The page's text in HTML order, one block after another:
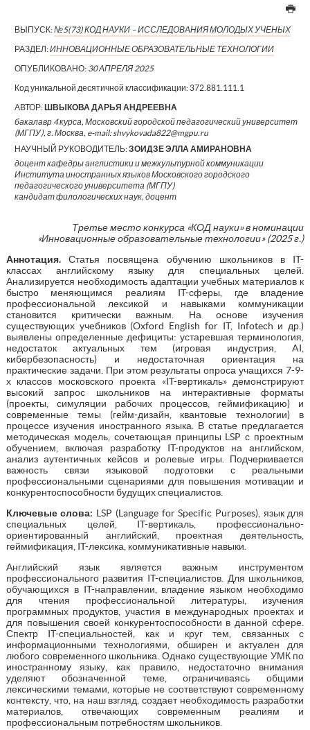
ВЫПУСК:№5(73) КОД НАУКИ – ИССЛЕДОВАНИЯ МОЛОДЫХ УЧЕНЫХ
РАЗДЕЛ:ИННОВАЦИОННЫЕ ОБРАЗОВАТЕЛЬНЫЕ ТЕХНОЛОГИИ
ОПУБЛИКОВАНО: 30 АПРЕЛЯ 2025
Код уникальной десятичной классификации: 372.881.111.1
АВТОР:ШВЫКОВА ДАРЬЯ АНДРЕЕВНА
бакалавр 4 курса, Московский городской педагогический университет
(МГПУ), г. Москва, e-mail: shvykovada822@mgpu.ru
НАУЧНЫЙ РУКОВОДИТЕЛЬ:ЗОИДЗЕ ЭЛЛА АМИРАНОВНА
доцент кафедры англистики и межкультурной коммуникации
Института иностранных языков Московского городского
педагогического университета (МГПУ)
кандидат филологических наук, доцент
Третье место конкурса «КОД науки» в номинации
«Инновационные образовательные технологии» (2025 г.)
Аннотация. Статья посвящена обучению школьников в IT-
классах английскому языку для специальных целей.
Анализируется необходимость адаптации учебных материалов к
быстро меняющимся реалиям IT-сферы, где владение
профессиональной лексикой и навыками коммуникации
становится критически важным. На основе изучения
существующих учебников (Oxford English for IT, Infotech и др.)
выявлены определенные дефициты: устаревшая терминология,
недостаток актуальных тем (игровая индустрия, AI,
кибербезопасность) и недостаточная ориентация на
практические задачи. При этом результаты опроса учащихся 7-9-
х классов московского проекта «IT-вертикаль» демонстрируют
высокий запрос школьников на интерактивные форматы
(проекты, симуляции рабочих процессов, геймификацию) и
современные темы (гейм-дизайн, квантовые технологии) в
процессе изучения иностранного языка. В статье предлагается
методическая модель, сочетающая принципы LSP с проектным
обучением, включая разработку IT-продуктов на английском,
анализ аутентичных кейсов и ролевые игры. Подчеркивается
важность связи языковой подготовки с реальными
профессиональными сценариями для повышения мотивации и
конкурентоспособности будущих специалистов.
Ключевые слова: LSP (Language for Specific Purposes), язык для
специальных целей, IT-вертикаль, профессионально-
ориентированный английский, проектная деятельность,
геймификация, IT-лексика, коммуникативные навыки.
Английский язык является важным инструментом
профессионального развития IT-специалистов. Для школьников,
обучающихся в IT-направлении, владение языком необходимо
для чтения профессиональной литературы, изучения
программных продуктов, участия в международных проектах и
для повышения своей конкурентоспособности в данной сфере.
Спектр IT-специальностей, как и круг тем, связанных с
информационными технологиями, обширен и актуален для
любого современного школьника. Однако существующие УМК по
иностранному языку, как правило, недостаточно внимания
уделяют обозначенной теме, ограничиваясь общими
лексическими темами, которые не соответствуют современному
контексту, что, на наш взгляд, создает необходимость разработки
материалов, отвечающих современным реалиям и
профессиональным потребностям школьников.